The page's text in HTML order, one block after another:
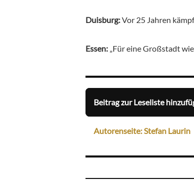
Duisburg:Vor 25 Jahren
Essen: „Für eine Großstadt
Beitrag zur Leseliste
Autorenseite: Stefan Laurin